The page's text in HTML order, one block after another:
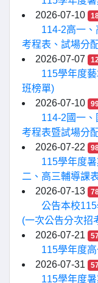
2026-07-10
114-2高一
考程表、試場分
2026-07-07
115學年度
班榜單)
2026-07-10
114-2國一
考程表暨試場分
2026-07-22
115學年度
二、高三輔導課
2026-07-13
公告本校
(一次公告分次招
2026-07-21
115學年度
2026-07-31
115學年度